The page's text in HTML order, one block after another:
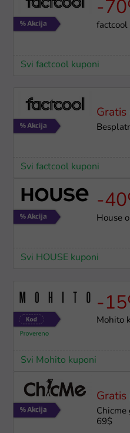
-
factcool
Svi factcool kuponi
Gratis
Svi factcool kuponi
-
House
Svi HOUSE kuponi
-
Mohito
Svi Mohito kuponi
Gratis
Chicme
69$